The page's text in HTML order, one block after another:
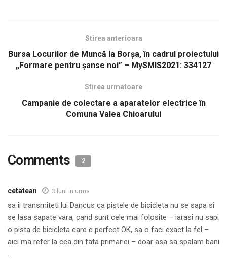
Stirea anterioara
Bursa Locurilor de Muncă la Borșa, în cadrul proiectului
„Formare pentru șanse noi” – MySMIS2021: 334127
Stirea urmatoare
Campanie de colectare a aparatelor electrice în
Comuna Valea Chioarului
Comments 2
cetatean 3 luni in urma
sa ii transmiteti lui Dancus ca pistele de bicicleta nu se sapa si
se lasa sapate vara, cand sunt cele mai folosite – iarasi nu sapi
o pista de bicicleta care e perfect OK, sa o faci exact la fel –
aici ma refer la cea din fata primariei – doar asa sa spalam bani
…